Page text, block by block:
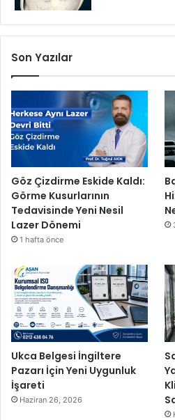
.Son Yazılar
Göz Çizdirme Eskide Kaldı:
Görme Kusurlarının
Tedavisinde Yeni Nesil
Lazer Dönemi
1 hafta önce
Ukca Belgesi İngiltere
Pazarı İçin Yeni Uygunluk
İşareti
Haziran 26, 2026